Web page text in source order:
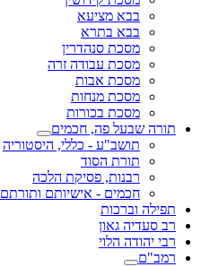
בבא מציעא
בבא בתרא
מסכת סנהדרין
מסכת עבודה זרה
מסכת אבות
מסכת מנחות
מסכת בכורות
תורה שבעל פה, חכמים
תושב"ע - כללי, היסטוריה
תורת הסוד
רבנות, פסיקת הלכה
חכמים - אישיותם ותורתם
תפילה וברכות
רב סעדיה גאון
רבי יהודה הלוי
רמב"ם